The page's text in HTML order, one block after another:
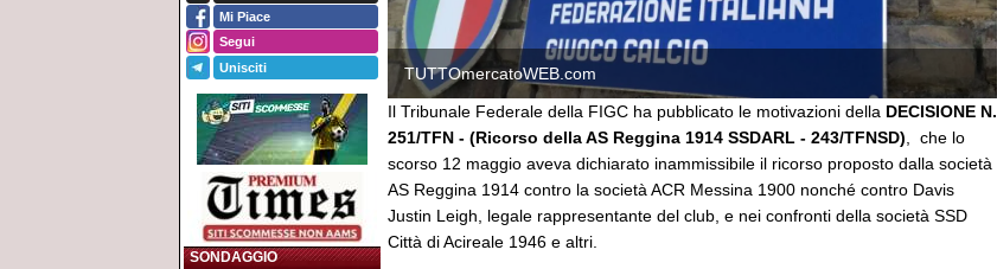
Mi Piace
Segui
Unisciti
SONDAGGIO
TUTTOmercatoWEB.com
Il Tribunale Federale della FIGC ha pubblicato le motivazioni della DECISIONE N.
251/TFN - (Ricorso della AS Reggina 1914 SSDARL - 243/TFNSD) , che lo
scorso 12 maggio aveva dichiarato inammissibile il ricorso proposto dalla società
AS Reggina 1914 contro la società ACR Messina 1900 nonché contro Davis
Justin Leigh, legale rappresentante del club, e nei confronti della società SSD
Città di Acireale 1946 e altri.